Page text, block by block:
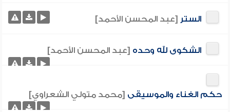
الستر [عبد المحسن الأحمد]
الشكوى لله وحده [عبد المحسن الأحمد]
حكم الغناء والموسيقى [محمد متولي الشعراوي]